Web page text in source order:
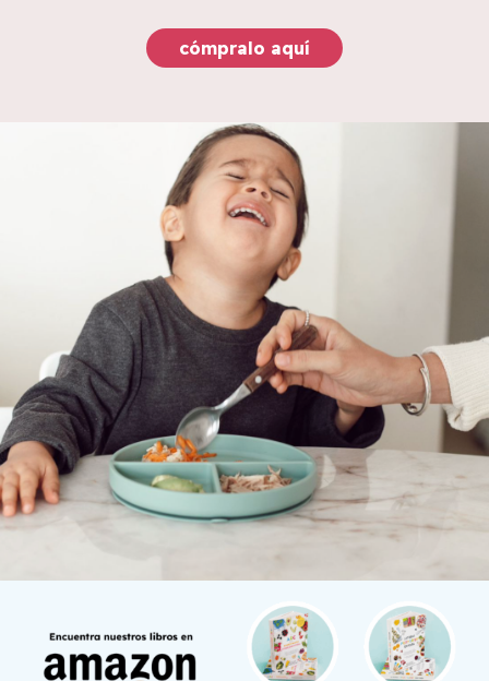
cómpralo aquí